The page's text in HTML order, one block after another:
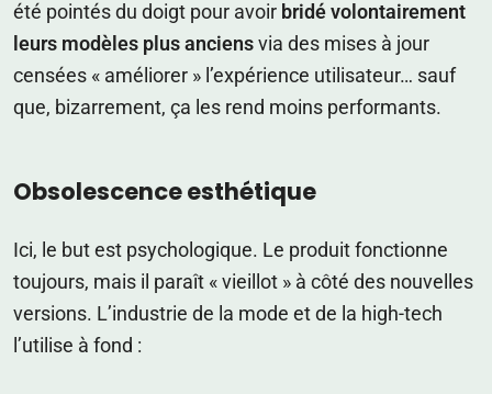
été pointés du doigt pour avoir bridé volontairement
leurs modèles plus anciens via des mises à jour
censées « améliorer » l’expérience utilisateur… sauf
que, bizarrement, ça les rend moins performants.
Obsolescence esthétique
Ici, le but est psychologique. Le produit fonctionne
toujours, mais il paraît « vieillot » à côté des nouvelles
versions. L’industrie de la mode et de la high-tech
l’utilise à fond :